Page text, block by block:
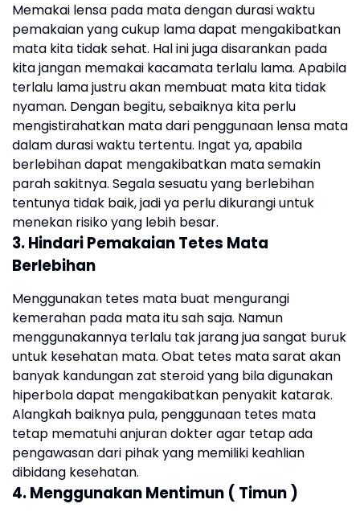
Memakai lensa pada mata dengan durasi waktu
pemakaian yang cukup lama dapat mengakibatkan
mata kita tidak sehat. Hal ini juga disarankan pada
kita jangan memakai kacamata terlalu lama. Apabila
terlalu lama justru akan membuat mata kita tidak
nyaman. Dengan begitu, sebaiknya kita perlu
mengistirahatkan mata dari penggunaan lensa mata
dalam durasi waktu tertentu. Ingat ya, apabila
berlebihan dapat mengakibatkan mata semakin
parah sakitnya. Segala sesuatu yang berlebihan
tentunya tidak baik, jadi ya perlu dikurangi untuk
menekan risiko yang lebih besar.
3. Hindari Pemakaian Tetes Mata
Berlebihan
Menggunakan tetes mata buat mengurangi
kemerahan pada mata itu sah saja. Namun
menggunakannya terlalu tak jarang jua sangat buruk
untuk kesehatan mata. Obat tetes mata sarat akan
banyak kandungan zat steroid yang bila digunakan
hiperbola dapat mengakibatkan penyakit katarak.
Alangkah baiknya pula, penggunaan tetes mata
tetap mematuhi anjuran dokter agar tetap ada
pengawasan dari pihak yang memiliki keahlian
dibidang kesehatan.
4. Menggunakan Mentimun ( Timun )